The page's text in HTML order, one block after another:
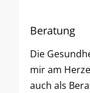
Beratung
Die
mir am
auch als